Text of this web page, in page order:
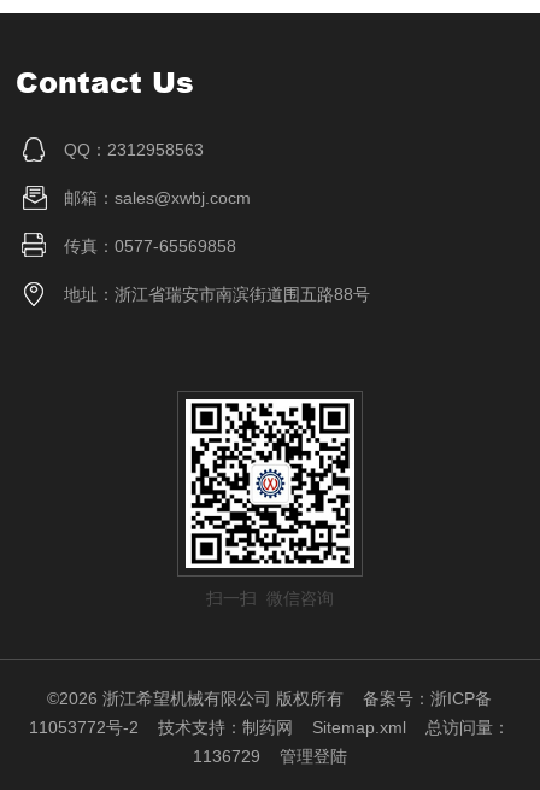
Contact Us
QQ：2312958563
邮箱：sales@xwbj.cocm
传真：0577-65569858
地址：浙江省瑞安市南滨街道围五路88号
扫一扫 微信咨询
©2026 浙江希望机械有限公司 版权所有备案号：浙ICP备
11053772号-2 技术支持：制药网 Sitemap.xml 总访问量：
1136729 管理登陆